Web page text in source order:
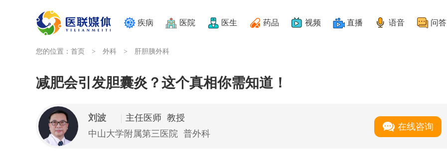
疾病 医院 医生 药品 视频 直播 语音 问答
您的位置： 首页 > 外科 > 肝胆胰外科
减肥会引发胆囊炎？这个真相你需知道！
刘波
主任医师 教授
中山大学附属第三医院 普外科
在线咨询